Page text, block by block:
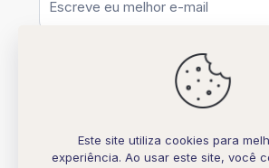
© [2026] UNIFATELOS - CNPJ
Este site utiliza cookies para
experiência. Ao usar este site, você